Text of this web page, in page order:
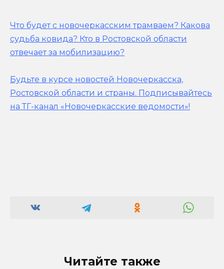
Что будет с новочеркасским трамваем? Какова
судьба ковида? Кто в Ростовской области
отвечает за мобилизацию?
Будьте в курсе новостей Новочеркасска,
Ростовской области и страны. Подписывайтесь
на ТГ-канал «Новочеркасские ведомости»!
Читайте также